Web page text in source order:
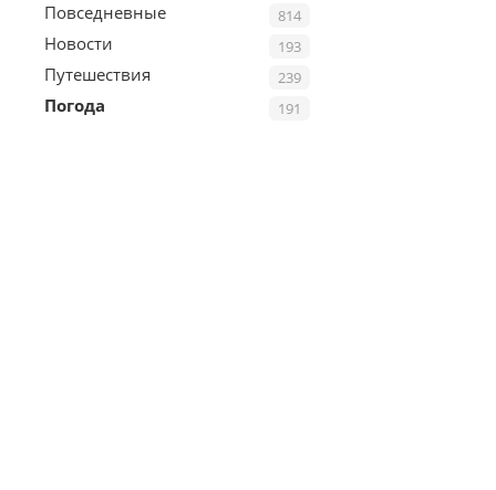
814
Повседневные
193
Новости
239
Путешествия
191
Погода